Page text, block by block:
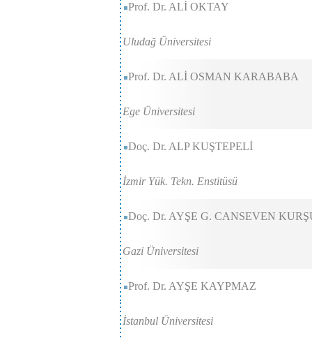
Prof. Dr. ALİ OKTAY
Uludağ Üniversitesi
Prof. Dr. ALİ OSMAN KARABABA
Ege Üniversitesi
Doç. Dr. ALP KUŞTEPELİ
İzmir Yük. Tekn. Enstitüsü
Doç. Dr. AYŞE G. CANSEVEN
Gazi Üniversitesi
Prof. Dr. AYŞE KAYPMAZ
İstanbul Üniversitesi